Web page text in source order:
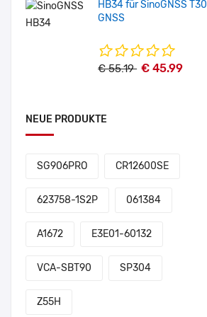
HB34 für SinoGNSS T30
GNSS
€ 55.19 € 45.99
NEUE PRODUKTE
SG906PRO CR12600SE
623758-1S2P 061384
A1672 E3E01-60132
VCA-SBT90 SP304
Z55H